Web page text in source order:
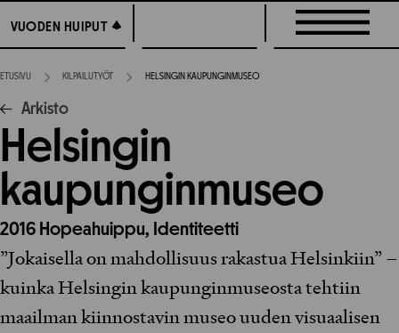
suoraan
sisältöön
VUODEN HUIPUT
VUODEN HUIPUT
ETUSIVU KILPAILUTYÖT HELSINGIN KAUPUNGINMUSEO
Arkisto
Helsingin
kaupunginmuseo
2016 Hopeahuippu, Identiteetti
”Jokaisella on mahdollisuus rakastua Helsinkiin” –
kuinka Helsingin kaupunginmuseosta tehtiin
maailman kiinnostavin museo uuden visuaalisen